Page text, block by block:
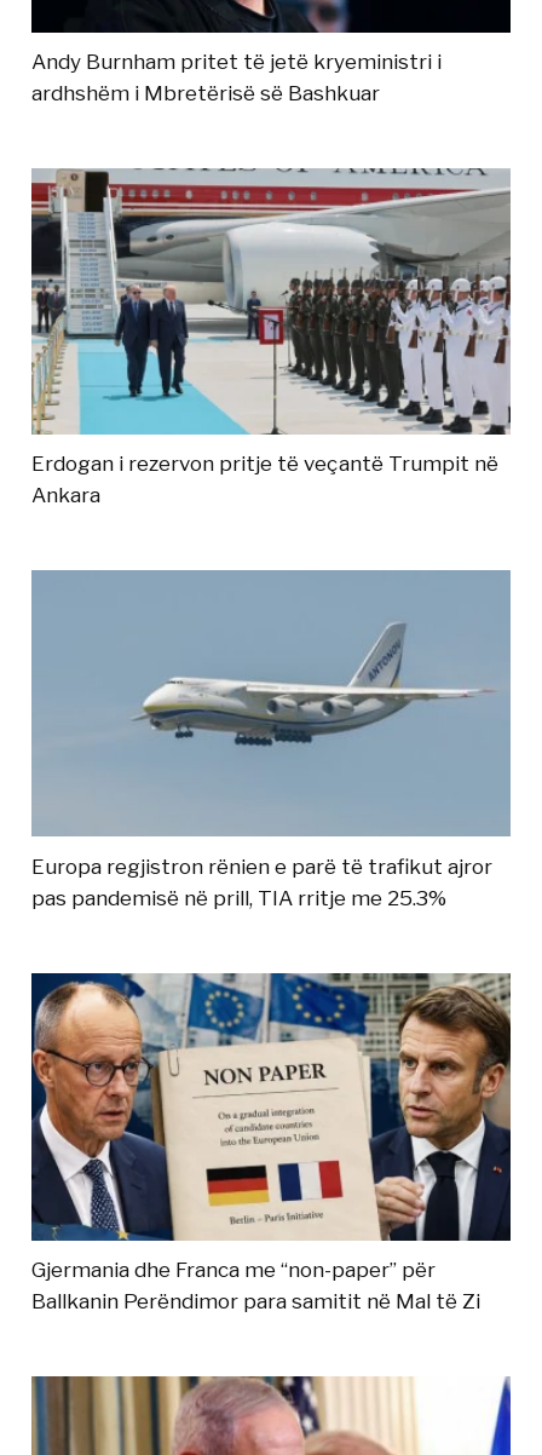
Andy Burnham pritet të jetë kryeministri i
ardhshëm i Mbretërisë së Bashkuar
Erdogan i rezervon pritje të veçantë Trumpit në
Ankara
Europa regjistron rënien e parë të trafikut ajror
pas pandemisë në prill, TIA rritje me 25.3%
Gjermania dhe Franca me “non-paper” për
Ballkanin Perëndimor para samitit në Mal të Zi